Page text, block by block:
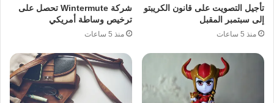
تأجيل التصويت على قانون الكريبتو
إلى سبتمبر المقبل
منذ 5 ساعات
شركة Wintermute تحصل على
ترخيص وساطة أمريكي
منذ 5 ساعات